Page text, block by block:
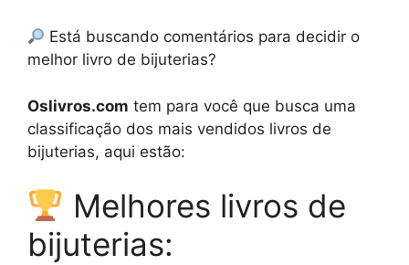
Está buscando comentários para decidir o
melhor livro de bijuterias?
Oslivros.com tem para você que busca uma
classificação dos mais vendidos livros de
bijuterias, aqui estão:
Melhores livros de
bijuterias: